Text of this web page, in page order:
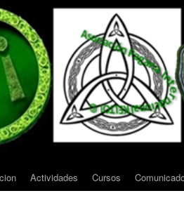
Actividades Cursos